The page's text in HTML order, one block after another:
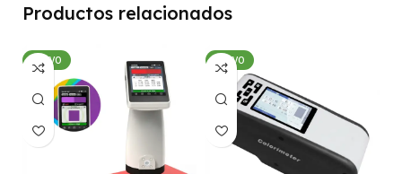
Productos relacionados
NUEVO NUEVO